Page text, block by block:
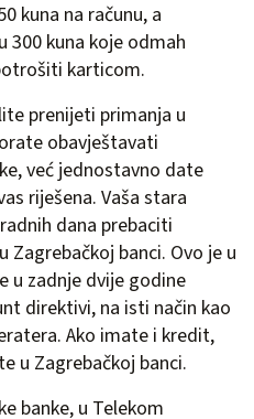
kuna na računu, a
300 kuna koje odmah
karticom.
prenijeti primanja u
obavještavati
već jednostavno date
riješena. Vaša stara
dana prebaciti
Zagrebačkoj banci. Ovo je u
u zadnje dvije godine
direktivi, na isti način kao
Ako imate i kredit,
u Zagrebačkoj banci.
banke, u Telekom